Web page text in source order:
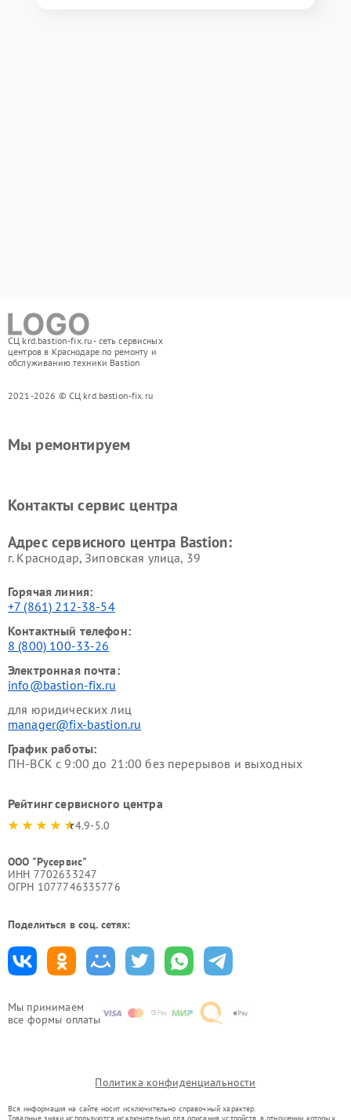
СЦ krd.bastion-fix.ru - сеть сервисных
центров в Краснодаре по ремонту и
обслуживанию техники Bastion
2021-2026 © СЦ krd.bastion-fix.ru
Мы принимаем
все формы оплаты
Мы ремонтируем
Контакты сервис центра
Адрес сервисного центра Bastion:
г. Краснодар, Зиповская улица, 39
Горячая линия:
+7 (861) 212-38-54
Контактный телефон:
8 (800) 100-33-26
Электронная почта:
info@bastion-fix.ru
для юридических лиц
manager@fix-bastion.ru
График работы:
ПН-ВСК с 9:00 до 21:00 без перерывов и выходных
Рейтинг сервисного центра
4.9-5.0
ООО "Русервис"
ИНН 7702633247
ОГРН 1077746335776
Поделиться в соц. сетях:
Политика конфиденциальности
Вся информация на сайте носит исключительно справочный характер.
Товарные знаки используются исключительно для описания устройств, в отношении которых